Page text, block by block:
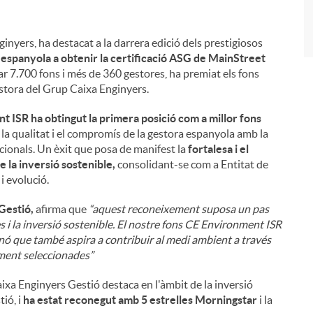
ha destacat a la darrera edició dels prestigiosos
a obtenir la certificació ASG de MainStreet
7.700 fons i més de 360 gestores, ha premiat els fons
del Grup Caixa Enginyers.
ISR ha obtingut la primera posició com a millor fons
qualitat i el compromís de la gestora espanyola amb la
Un èxit que posa de manifest lafortalesa i el
la inversió sostenible, consolidant-se com a Entitat de
evolució.
afirma que “aquest reconeixement suposa un pas
la inversió sostenible. El nostre fons CE Environment ISR
que també aspira a contribuir al medi ambient a través
seleccionades”
Enginyers Gestió destaca en l'àmbit de la inversió
i ha estat reconegut amb 5 estrelles Morningstar i la